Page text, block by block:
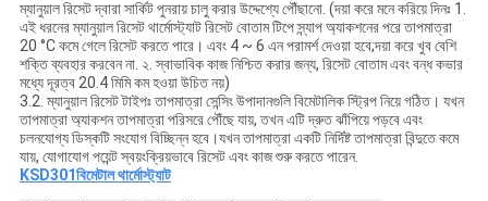
ম্যানুয়াল রিসেট দ্বারা সার্কিট পুনরায় চালু করার উদ্দেশ্যে পৌঁছানো. (দয়া করে মনে করিয়ে দিনঃ 1.
এই ধরনের ম্যানুয়াল রিসেট থার্মোস্ট্যাট রিসেট বোতাম টিপে স্ন্যাপ অ্যাকশনের পরে তাপমাত্রা
20 °C কমে গেলে রিসেট করতে পারে। এবং 4 ~ 6 এন পরামর্শ দেওয়া হবে;দয়া করে খুব বেশি
শক্তি ব্যবহার করবেন না. ২. স্বাভাবিক কাজ নিশ্চিত করার জন্য, রিসেট বোতাম এবং বন্ধ কভার
মধ্যে দূরত্ব 20.4 মিমি কম হওয়া উচিত নয়)
3.2. ম্যানুয়াল রিসেট টাইপঃ তাপমাত্রা সেন্সিং উপাদানগুলি বিমেটালিক স্ট্রিপ নিয়ে গঠিত। যখন
তাপমাত্রা অ্যাকশন তাপমাত্রা পরিসরে পৌঁছে যায়, তখন এটি দ্রুত ঝাঁপিয়ে পড়বে এবং
চলনযোগ্য ডিস্কটি সংযোগ বিচ্ছিন্ন হবে।যখন তাপমাত্রা একটি নির্দিষ্ট তাপমাত্রা বিন্দুতে কমে
যায়, যোগাযোগ পয়েন্ট স্বয়ংক্রিয়ভাবে রিসেট এবং কাজ শুরু করতে পারেন.
KSD301বিমেটাল থার্মোস্ট্যাট